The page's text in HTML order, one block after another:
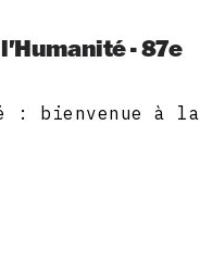
- 87e
: bienvenue à la